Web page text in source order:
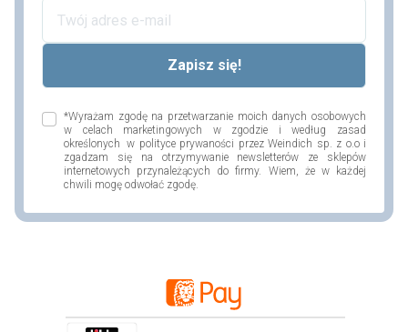
*Wyrażam zgodę na przetwarzanie moich danych osobowych
w celach marketingowych w zgodzie i według zasad
określonych w polityce prywaności przez Weindich sp. z o.o i
zgadzam się na otrzymywanie newsletterów ze sklepów
internetowych przynależących do firmy. Wiem, że w każdej
chwili mogę odwołać zgodę.